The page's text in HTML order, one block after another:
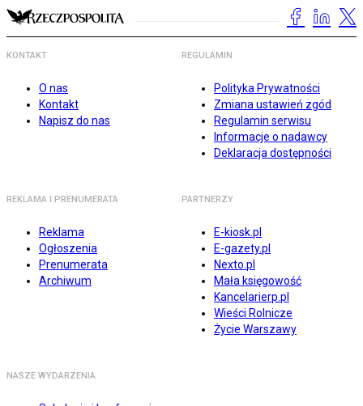
KONTAKT
O nas
Kontakt
Napisz do nas
REGULAMIN
Polityka Prywatności
Zmiana ustawień zgód
Regulamin serwisu
Informacje o nadawcy
Deklaracja dostępności
REKLAMA I PRENUMERATA
Reklama
Ogłoszenia
Prenumerata
Archiwum
PARTNERZY
E-kiosk.pl
E-gazety.pl
Nexto.pl
Mała księgowość
Kancelarierp.pl
Wieści Rolnicze
Życie Warszawy
NASZE WYDARZENIA